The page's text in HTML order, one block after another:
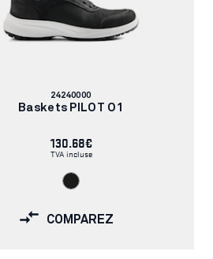
Numéro
d'article:
24240000
Baskets PILOT O1
130.68€
TVA incluse
COMPAREZ